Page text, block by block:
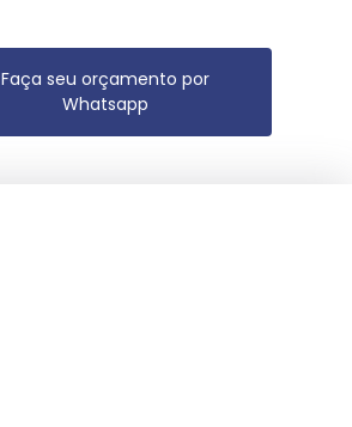
Faça seu orçamento por
Whatsapp